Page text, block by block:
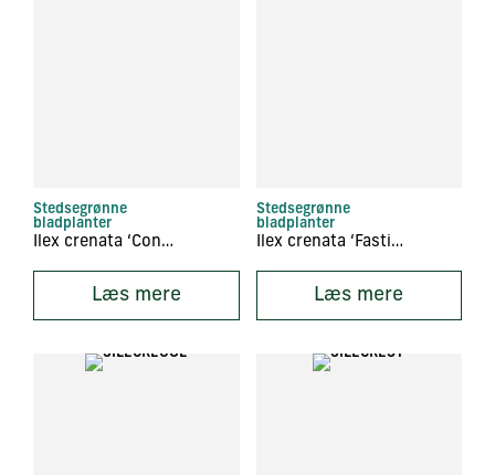
Stedsegrønne
bladplanter
Ilex crenata ‘Convexa’
Læs mere
Stedsegrønne
bladplanter
Ilex crenata ‘Fastigiata’
Læs mere